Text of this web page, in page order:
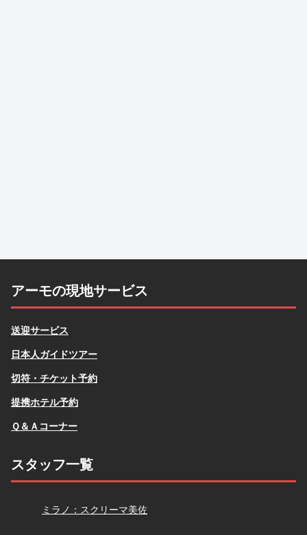
アーモの現地サービス
送迎サービス
日本人ガイドツアー
切符・チケット予約
提携ホテル予約
Ｑ＆Ａコーナー
スタッフ一覧
スクリーマ
ミラノ：スクリーマ美佐